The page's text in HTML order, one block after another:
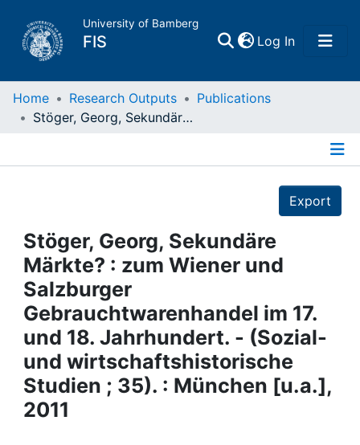
University of Bamberg
FIS Log In(current)
Home
Projects
People
Institutions
Awards
My FIS
Home Research Outputs
Publications
Stöger, Georg, Sekundäre Märkte? : zum Wiener und Salzburger Gebrauchtwarenhandel im 17. und 18. Jahrhundert. - (Sozial- und wirtschaftshistorische Studien ; 35). : München [u.a.], 2011
Export
Stöger, Georg, Sekundäre
Märkte? : zum Wiener und
Salzburger
Gebrauchtwarenhandel im 17.
und 18. Jahrhundert. - (Sozial-
und wirtschaftshistorische
Studien ; 35). : München [u.a.],
2011